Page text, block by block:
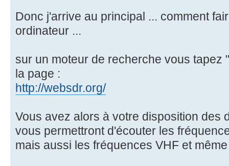
Donc j'arrive au principal ... comment
ordinateur ...
sur un moteur de recherche vous tapez
la page :
http://websdr.org/
Vous avez alors à votre disposition des
vous permettront d'écouter les
mais aussi les fréquences VHF et